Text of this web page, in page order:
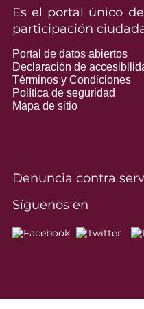
Es el portal único
participación
Portal de datos abiertos
Declaración de
Términos y Condiciones
Política de seguridad
Mapa de sitio
Denuncia contra
Síguenos en